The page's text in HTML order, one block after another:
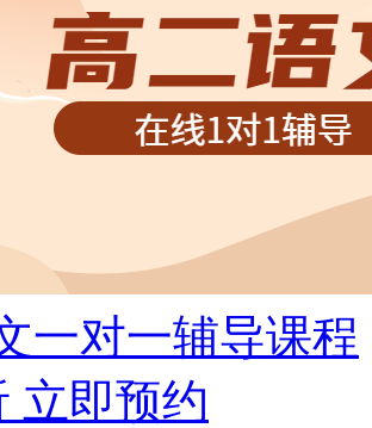
一对一辅导课程
立即预约